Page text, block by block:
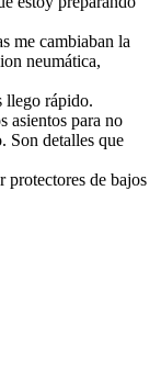
me cambiaban la
neumática,
llego rápido.
asientos para no
Son detalles que
protectores de bajos